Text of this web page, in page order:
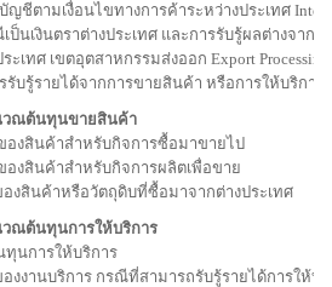
ญชีตามเงื่อนไขทางการค้าระหว่างประเทศ
ป็นเงินตราต่างประเทศ และการรับรู้ผลต่างจากอั
ทศ เขตอุตสาหกรรมส่งออก Export Processing
รับรู้รายได้จากการขายสินค้า หรือการให้บริการ
วณต้นทุนขายสินค้า
งสินค้าสำหรับกิจการซื้อมาขายไป
งสินค้าสำหรับกิจการผลิตเพื่อขาย
สินค้าหรือวัตถุดิบที่ซื้อมาจากต่างประเทศ
ณต้นทุนการให้บริการ
ทุนการให้บริการ
งานบริการ กรณีที่สามารถรับรู้รายได้การให้บริ